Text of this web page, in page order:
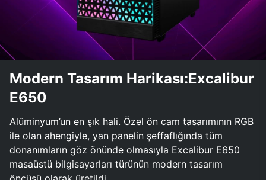
Modern Tasarım Harikası:Excalibur
E650
Alüminyum’un en şık hali. Özel ön cam tasarımının RGB
ile olan ahengiyle, yan panelin şeffaflığında tüm
donanımların göz önünde olmasıyla Excalibur E650
masaüstü bilgisayarları türünün modern tasarım